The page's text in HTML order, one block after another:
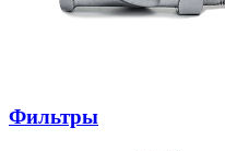
Фильтры